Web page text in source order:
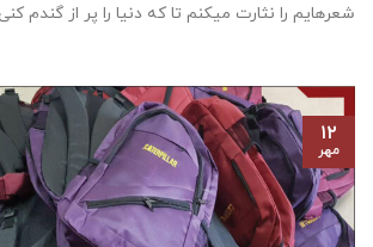
شعرهایم را نثارت میکنم تا که دنیا را پر از گندم
۱۲
مهر